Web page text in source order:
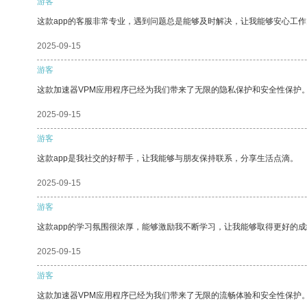
这款app的客服非常专业，遇到问题总是能够及时解决，让我能够安心工作
2025-09-15
游客
这款加速器VPM应用程序已经为我们带来了无限的隐私保护和安全性保护。
2025-09-15
游客
这款app是我社交的好帮手，让我能够与朋友保持联系，分享生活点滴。
2025-09-15
游客
这款app的学习氛围很浓厚，能够激励我不断学习，让我能够取得更好的成
2025-09-15
游客
这款加速器VPM应用程序已经为我们带来了无限的流畅体验和安全性保护。